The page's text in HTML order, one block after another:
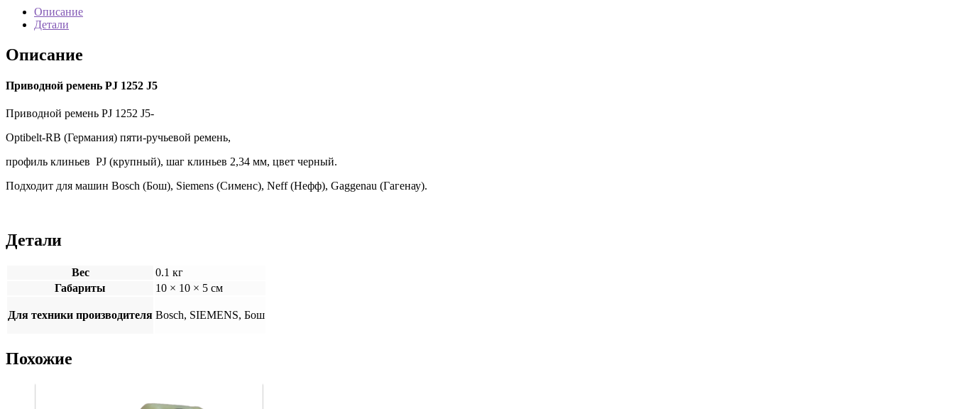
1252
Описание
Детали
Описание
Приводной ремень PJ 1252 J5
Приводной ремень PJ 1252 J5-
Optibelt-RB (Германия) пяти-ручьевой ремень,
профиль клиньев PJ (крупный), шаг клиньев 2,34 мм, цвет черный.
Подходит для машин Bosch (Бош), Siemens (Сименс), Neff (Нефф), Gaggenau (Гагенау).
Детали
Вес
0.1 кг
Габариты
10 × 10 × 5 см
Для техники производителя Bosch, SIEMENS, Бош
Похожие